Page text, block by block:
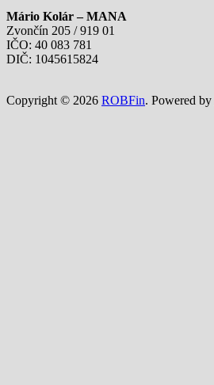
Mário Kolár – MANA
Zvončín 205 / 919 01
IČO: 40 083 781
DIČ: 1045615824
Copyright © 2026 ROBFin. Powered by